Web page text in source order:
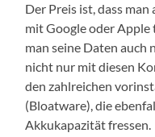
Der Preis ist, dass
mit Google oder Apple
man seine Daten auch
nicht nur mit diesen
den zahlreichen
(Bloatware), die
Akkukapazität fressen.